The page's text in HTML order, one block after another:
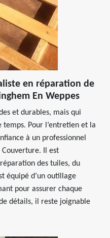
en réparation de
En Weppes
et durables, mais qui
Pour l’entretien et la
à un professionnel
Il est
des tuiles, du
équipé d’un outillage
pour assurer chaque
détails, il reste joignable